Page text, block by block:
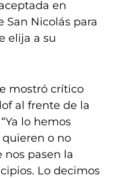
en
Nicolás para
elija a su
mostró crítico
al frente de la
lo hemos
quieren o no
nos pasen la
Lo decimos